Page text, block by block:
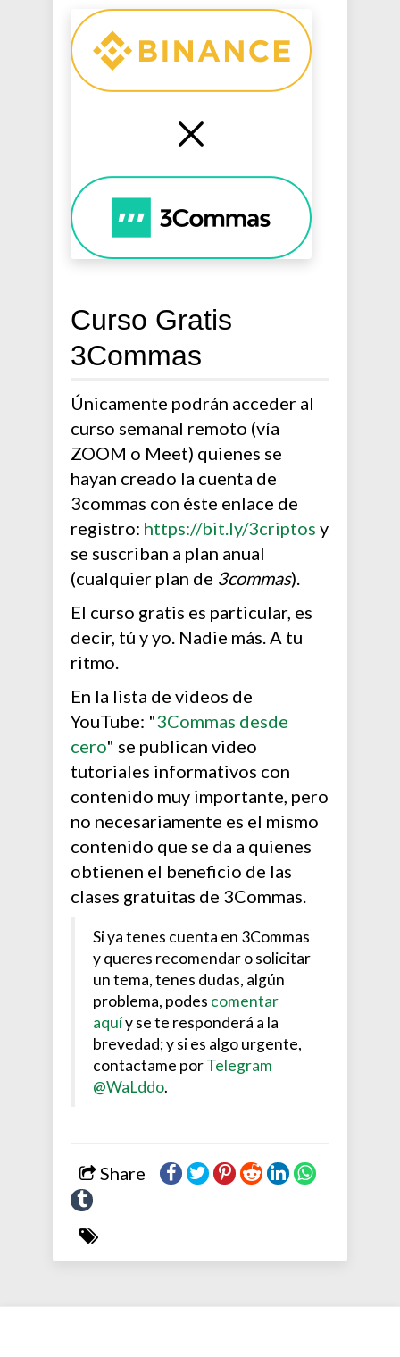
Curso Gratis
3Commas
Únicamente podrán acceder al
curso semanal remoto (vía
ZOOM o Meet) quienes se
hayan creado la cuenta de
3commas con éste enlace de
registro: https://bit.ly/3criptos y
se suscriban a plan anual
(cualquier plan de 3commas).
El curso gratis es particular, es
decir, tú y yo. Nadie más. A tu
ritmo.
En la lista de videos de
YouTube: "3Commas desde
cero" se publican video
tutoriales informativos con
contenido muy importante, pero
no necesariamente es el mismo
contenido que se da a quienes
obtienen el beneficio de las
clases gratuitas de 3Commas.
Si ya tenes cuenta en 3Commas
y queres recomendar o solicitar
un tema, tenes dudas, algún
problema, podes comentar
aquíy se te responderá a la
brevedad; y si es algo urgente,
contactame porTelegram
@WaLddo.
Share